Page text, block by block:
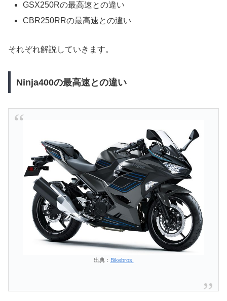
GSX250Rの最高速との違い
CBR250RRの最高速との違い
それぞれ解説していきます。
Ninja400の最高速との違い
出典： Bikebros.